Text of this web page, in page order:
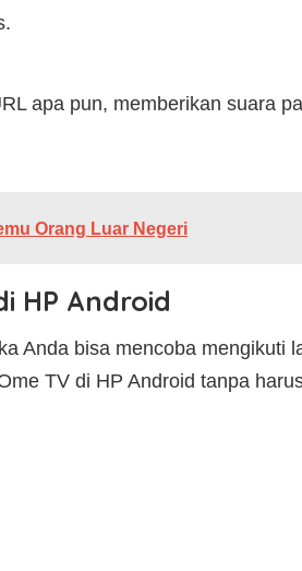
apa pun, memberikan suara
Orang Luar Negeri
HP Android
Anda bisa mencoba mengikuti
TV di HP Android tanpa